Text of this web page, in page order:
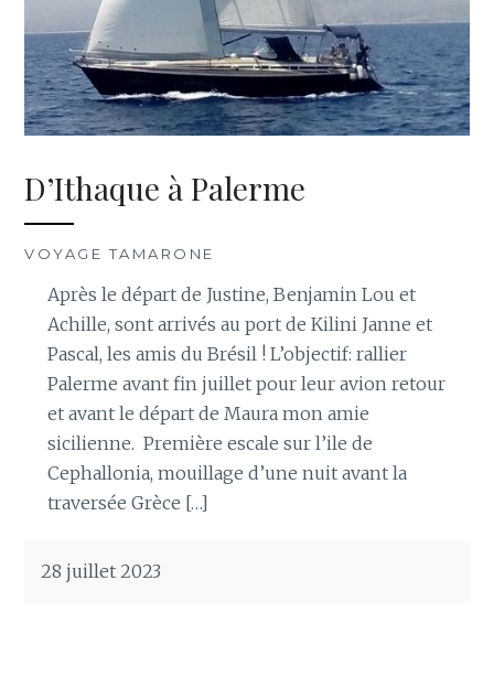
D’Ithaque à Palerme
VOYAGE TAMARONE
Après le départ de Justine, Benjamin Lou et
Achille, sont arrivés au port de Kilini Janne et
Pascal, les amis du Brésil ! L’objectif: rallier
Palerme avant fin juillet pour leur avion retour
et avant le départ de Maura mon amie
sicilienne. Première escale sur l’ile de
Cephallonia, mouillage d’une nuit avant la
traversée Grèce […]
28 juillet 2023